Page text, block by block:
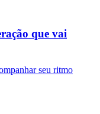
que vai
seu ritmo